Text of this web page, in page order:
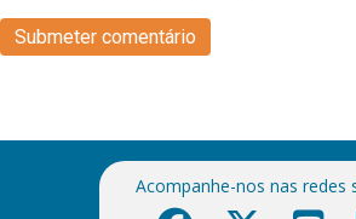
Acompanhe-nos nas redes